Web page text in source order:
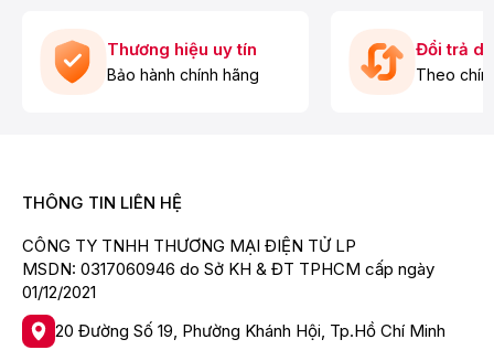
Công suất - Dung tích bình chứa - Chế độ
nước
- Máy lọc nước này có công suất lọc 18 lít/giờ.
Thương hiệu uy tín
Bảo hành chính hãng
Đổi trả
Theo
THÔNG TIN LIÊN HỆ
CÔNG TY TNHH THƯƠNG MẠI ĐIỆN TỬ LP
MSDN: 0317060946 do Sở KH & ĐT TPHCM cấp ngày
01/12/2021
20 Đường Số 19, Phường Khánh Hội, Tp.Hồ Chí Minh